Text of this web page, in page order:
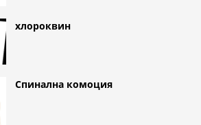
хлороквин
Спинална комоция